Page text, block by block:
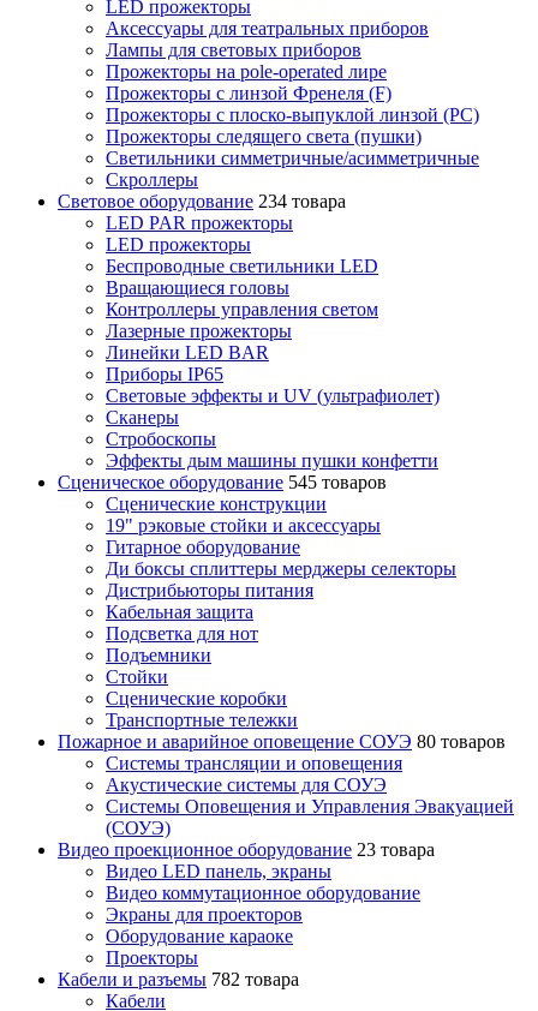
LED прожекторы
Аксессуары для театральных приборов
Лампы для световых приборов
Прожекторы на pole-operated лире
Прожекторы с линзой Френеля (F)
Прожекторы с плоско-выпуклой линзой (PC)
Прожекторы следящего света (пушки)
Светильники симметричные/асимметричные
Скроллеры
Световое оборудование 234 товара
LED PAR прожекторы
LED прожекторы
Беспроводные светильники LED
Вращающиеся головы
Контроллеры управления светом
Лазерные прожекторы
Линейки LED BAR
Приборы IP65
Световые эффекты и UV (ультрафиолет)
Сканеры
Стробоскопы
Эффекты дым машины пушки конфетти
Сценическое оборудование 545 товаров
Сценические конструкции
19" рэковые стойки и аксесcуары
Гитарное оборудование
Ди боксы сплиттеры мерджеры селекторы
Дистрибьюторы питания
Кабельная защита
Подсветка для нот
Подъемники
Стойки
Сценические коробки
Транспортные тележки
Пожарное и аварийное оповещение СОУЭ 80 товаров
Cистемы трансляции и оповещения
Акустические системы для СОУЭ
Системы Оповещения и Управления Эвакуацией
(СОУЭ)
Видео проекционное оборудование 23 товара
Видео LED панель, экраны
Видео коммутационное оборудование
Экраны для проекторов
Оборудование караоке
Проекторы
Кабели и разъемы 782 товара
Кабели